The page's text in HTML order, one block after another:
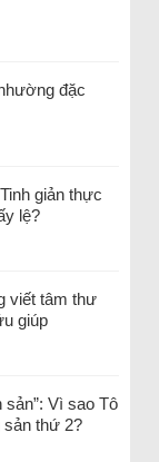
đặc
giản thực
lệ?
viết tâm thư
giúp
sản”: Vì sao Tô
sản thứ 2?